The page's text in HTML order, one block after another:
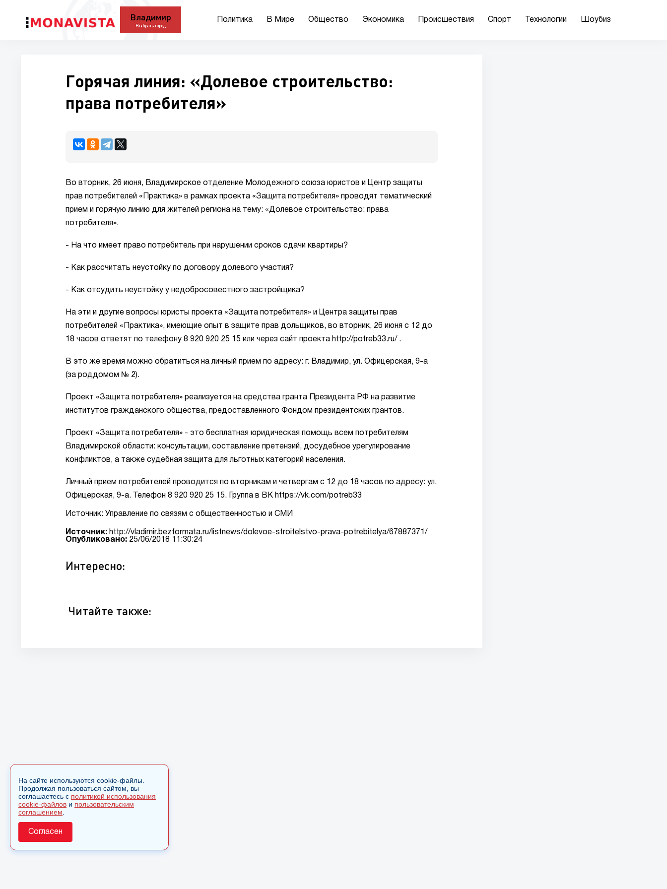
Владимир
Выбрать город
Политика В Мире Общество Экономика Происшествия Спорт Технологии Шоубиз
Горячая линия: «Долевое строительство:
права потребителя»
Во вторник, 26 июня, Владимирское отделение Молодежного союза юристов и Центр защиты
прав потребителей «Практика» в рамках проекта «Защита потребителя» проводят тематический
прием и горячую линию для жителей региона на тему: «Долевое строительство: права
потребителя».
- На что имеет право потребитель при нарушении сроков сдачи квартиры?
- Как рассчитать неустойку по договору долевого участия?
- Как отсудить неустойку у недобросовестного застройщика?
На эти и другие вопросы юристы проекта «Защита потребителя» и Центра защиты прав
потребителей «Практика», имеющие опыт в защите прав дольщиков, во вторник, 26 июня с 12 до
18 часов ответят по телефону 8 920 920 25 15 или через сайт проекта http://potreb33.ru/ .
В это же время можно обратиться на личный прием по адресу: г. Владимир, ул. Офицерская, 9-а
(за роддомом № 2).
Проект «Защита потребителя» реализуется на средства гранта Президента РФ на развитие
институтов гражданского общества, предоставленного Фондом президентских грантов.
Проект «Защита потребителя» - это бесплатная юридическая помощь всем потребителям
Владимирской области: консультации, составление претензий, досудебное урегулирование
конфликтов, а также судебная защита для льготных категорий населения.
Личный прием потребителей проводится по вторникам и четвергам с 12 до 18 часов по адресу: ул.
Офицерская, 9-а. Телефон 8 920 920 25 15. Группа в ВК https://vk.com/potreb33
Источник: Управление по связям с общественностью и СМИ
Источник: http://vladimir.bezformata.ru/listnews/dolevoe-stroitelstvo-prava-potrebitelya/67887371/
Опубликовано: 25/06/2018 11:30:24
Интересно:
Читайте также:
На сайте используются cookie-файлы.
Продолжая пользоваться сайтом, вы
соглашаетесь с политикой использования
cookie-файлов и пользовательским
соглашением
Согласен